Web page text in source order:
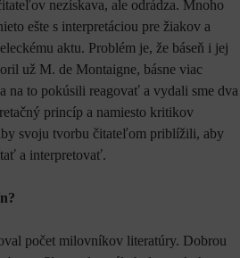
nezískava, ale odrádza. Mnoho
ešte s interpretáciou pre žiakov a
aktu. Problém je, že báseň i jej
už M. de Montaigne, básne viac
na to pokúsili reagovať a vydali sme dva
princíp a namiesto kritikov
svoju tvorbu čitateľom priblížili, aby
a interpretovať.
počet milovníkov literatúry. Dobrou